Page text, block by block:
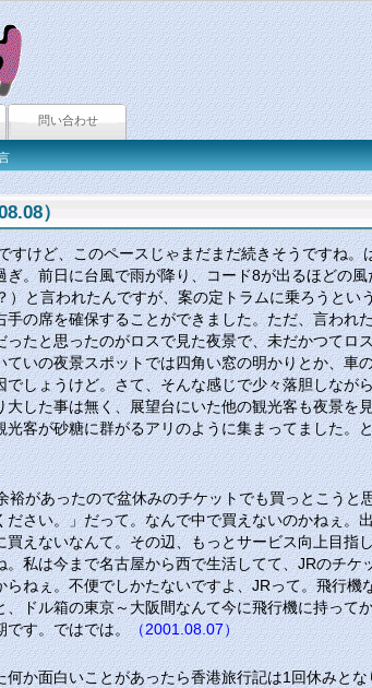
問い合わせ
）
すけど、このペースじゃまだまだ続きそうですね。
ぎ。前日に台風で雨が降り、コード8が出るほどの
と言われたんですが、案の定トラムに乗ろうと
の席を確保することができました。ただ、言わ
たと思ったのがロスで見た夜景で、未だかつて
いの夜景スポットでは四角い窓の明かりとか、
しょうけど。さて、そんな感じで少々落胆しな
した事は無く、展望台にいた他の観光客も夜景
客が砂糖に群がるアリのように集まってました
があったので盆休みのチケットでも買っとこう
さい。」だって。なんで中で買えないのかねぇ
えないなんて。その辺、もっとサービス向上目指
私は今まで名古屋から西で生活してて、JRのチケ
ねぇ。不便でしかたないですよ、JRって。飛行
ドル箱の東京～大阪間なんて今に飛行機に持っ
です。ではでは。（2001.08.07）
か面白いことがあったら香港旅行記は1回休みと